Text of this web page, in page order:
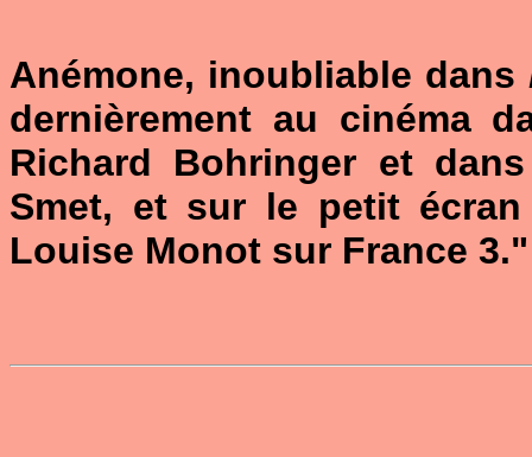
Anémone, inoubliable dans
dernièrement au cinéma
Richard Bohringer et
Smet, et sur le petit
Louise Monot sur France 3."